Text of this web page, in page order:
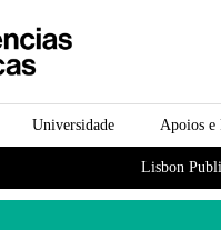
Apoios e
Universidade
Lisbon